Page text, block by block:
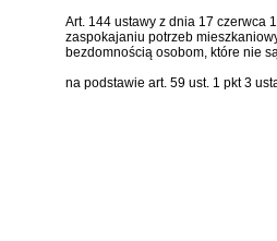
Art. 144 ustawy z dnia 17 czerwca
zaspokajaniu potrzeb
bezdomnością osobom, które nie
na podstawie art. 59 ust. 1 pkt 3